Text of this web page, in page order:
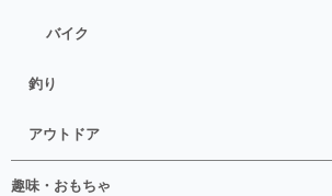
バイク
釣り
アウトドア
趣味・おもちゃ